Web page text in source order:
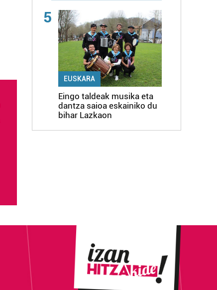
5
EUSKARA
Eingo taldeak musika eta
dantza saioa eskainiko du
bihar Lazkaon